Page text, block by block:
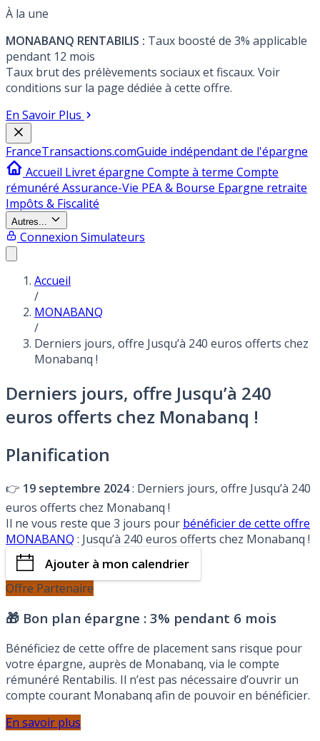
À la une
MONABANQ RENTABILIS : Taux boosté de 3% applicable
pendant 12 mois
Taux brut des prélèvements sociaux et fiscaux. Voir
conditions sur la page dédiée à cette offre.
En Savoir Plus
FranceTransactions.comGuide indépendant de l'épargne
Accueil Livret épargne Compte à terme Compte
rémunéré Assurance-Vie PEA & Bourse Epargne retraite
Impôts & Fiscalité
Autres...
Connexion Simulateurs
Accueil
/
MONABANQ
/
Derniers jours, offre Jusqu’à 240 euros offerts chez
Monabanq !
Derniers jours, offre Jusqu’à 240
euros offerts chez Monabanq !
Planification
👉 19 septembre 2024: Derniers jours, offre Jusqu’à 240
euros offerts chez Monabanq !
Il ne vous reste que 3 jours pour bénéficier de cette offre
MONABANQ : Jusqu’à 240 euros offerts chez Monabanq !
Ajouter à mon calendrier
Offre Partenaire
🎁 Bon plan épargne : 3% pendant 6 mois
Bénéficiez de cette offre de placement sans risque pour
votre épargne, auprès de Monabanq, via le compte
rémunéré Rentabilis. Il n’est pas nécessaire d’ouvrir un
compte courant Monabanq afin de pouvoir en bénéficier.
En savoir plus